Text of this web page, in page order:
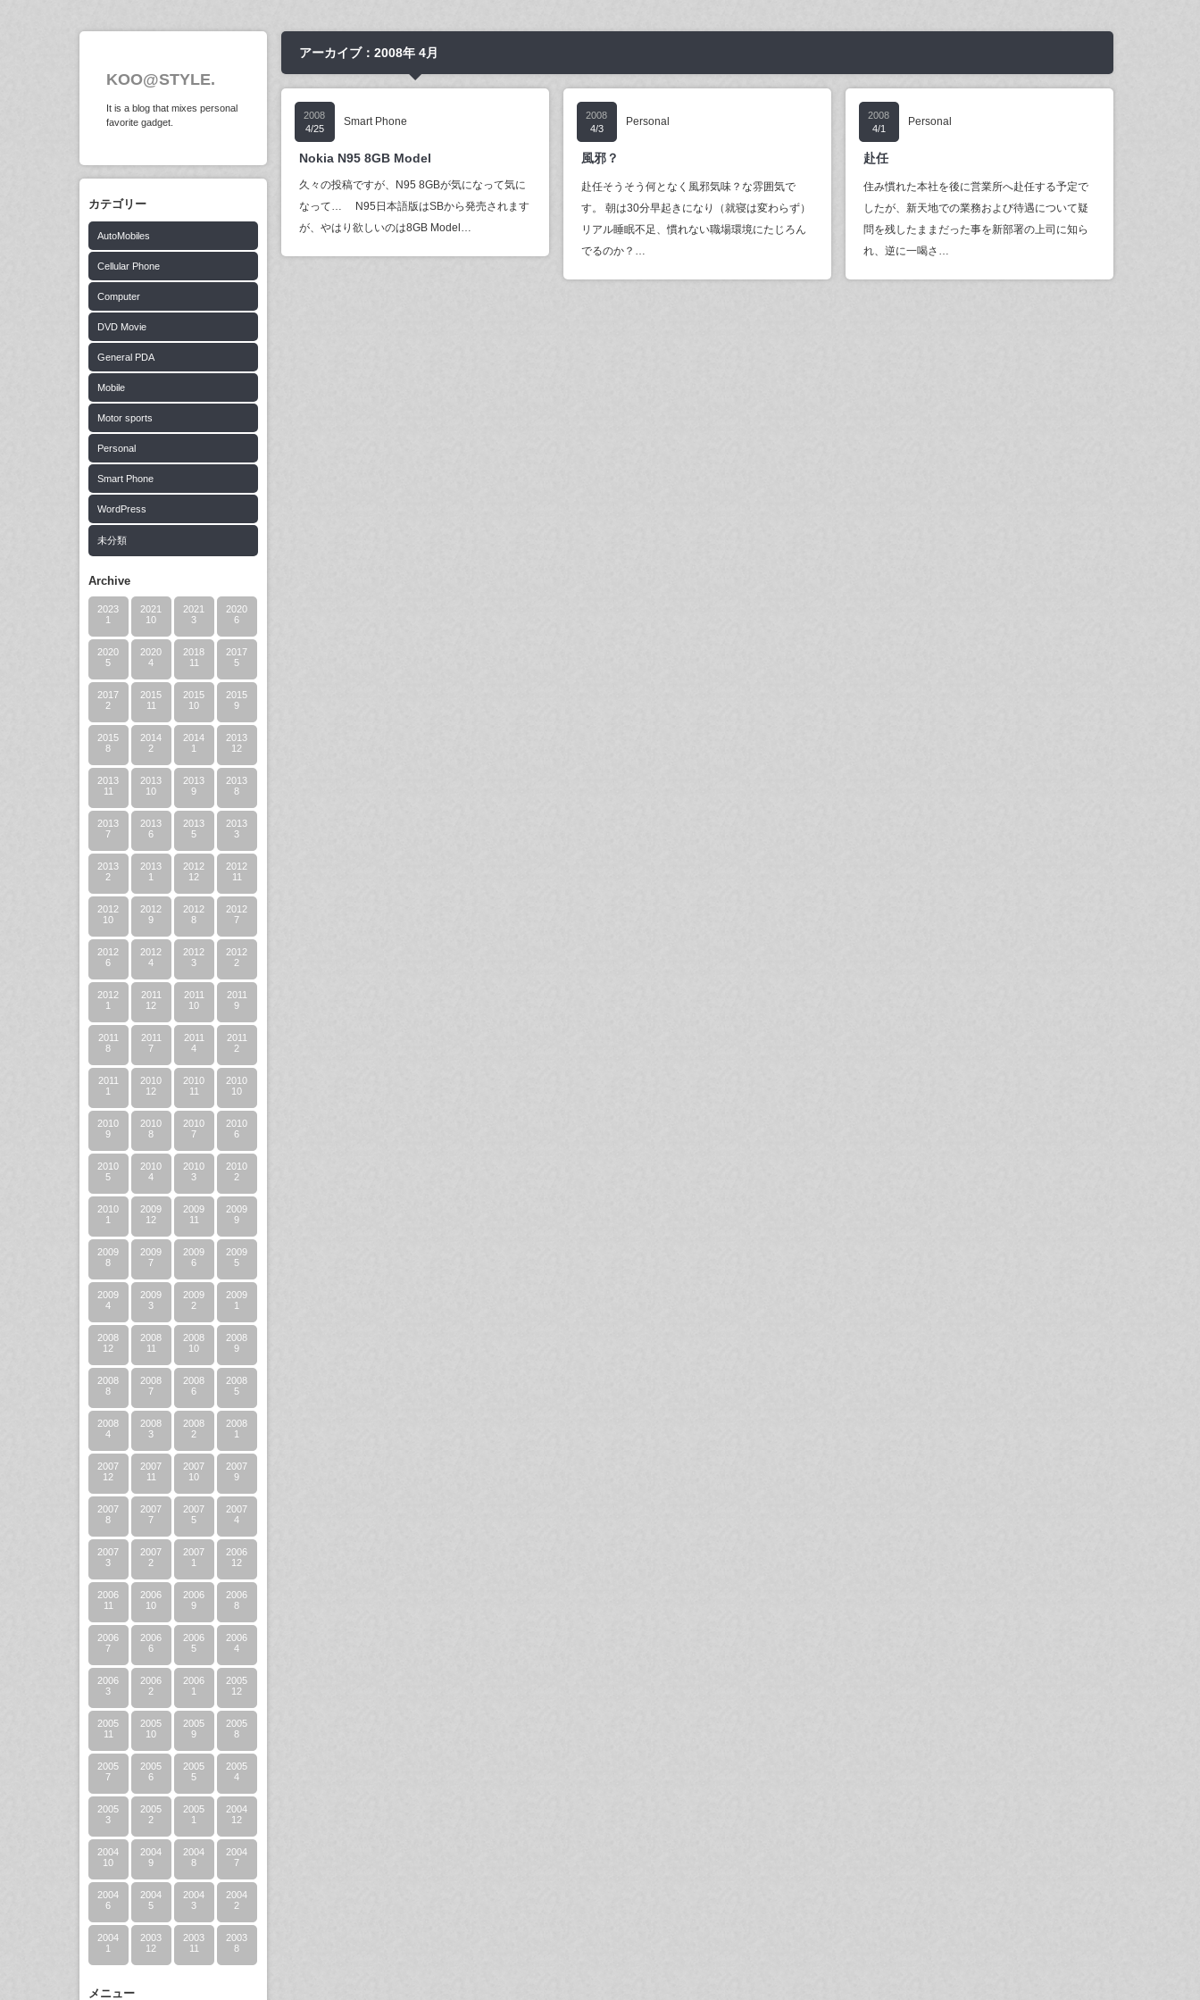
KOO@STYLE.
It is a blog that mixes personal
favorite gadget.
カテゴリー
AutoMobiles
Cellular Phone
Computer
DVD Movie
General PDA
Mobile
Motor sports
Personal
Smart Phone
WordPress
未分類
Archive
2023
1
2021
10
2021
3
2020
6
2020
5
2020
4
2018
11
2017
5
2017
2
2015
11
2015
10
2015
9
2015
8
2014
2
2014
1
2013
12
2013
11
2013
10
2013
9
2013
8
2013
7
2013
6
2013
5
2013
3
2013
2
2013
1
2012
12
2012
11
2012
10
2012
9
2012
8
2012
7
2012
6
2012
4
2012
3
2012
2
2012
1
2011
12
2011
10
2011
9
2011
8
2011
7
2011
4
2011
2
2011
1
2010
12
2010
11
2010
10
2010
9
2010
8
2010
7
2010
6
2010
5
2010
4
2010
3
2010
2
2010
1
2009
12
2009
11
2009
9
2009
8
2009
7
2009
6
2009
5
2009
4
2009
3
2009
2
2009
1
2008
12
2008
11
2008
10
2008
9
2008
8
2008
7
2008
6
2008
5
2008
4
2008
3
2008
2
2008
1
2007
12
2007
11
2007
10
2007
9
2007
8
2007
7
2007
5
2007
4
2007
3
2007
2
2007
1
2006
12
2006
11
2006
10
2006
9
2006
8
2006
7
2006
6
2006
5
2006
4
2006
3
2006
2
2006
1
2005
12
2005
11
2005
10
2005
9
2005
8
2005
7
2005
6
2005
5
2005
4
2005
3
2005
2
2005
1
2004
12
2004
10
2004
9
2004
8
2004
7
2004
6
2004
5
2004
3
2004
2
2004
1
2003
12
2003
11
2003
8
メニュー
アーカイブ：2008年 4月
2008
4/25
Smart Phone
Nokia N95 8GB Model
久々の投稿ですが、N95 8GBが気になって気に
なって… N95日本語版はSBから発売されます
が、やはり欲しいのは8GB Model…
2008
4/3
Personal
風邪？
赴任そうそう何となく風邪気味？な雰囲気で
す。 朝は30分早起きになり（就寝は変わらず）
リアル睡眠不足、慣れない職場環境にたじろん
でるのか？…
2008
4/1
Personal
赴任
住み慣れた本社を後に営業所へ赴任する予定で
したが、新天地での業務および待遇について疑
問を残したままだった事を新部署の上司に知ら
れ、逆に一喝さ…